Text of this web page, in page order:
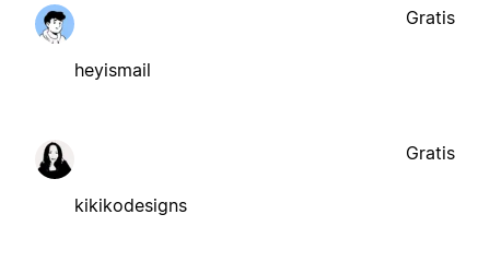
heyismail
Gratis
kikikodesigns
Gratis